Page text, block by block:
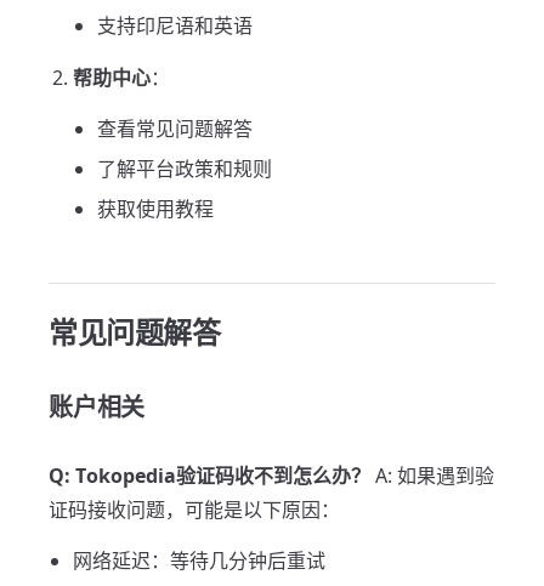
支持印尼语和英语
帮助中心：
查看常见问题解答
了解平台政策和规则
获取使用教程
常见问题解答
账户相关
Q: Tokopedia验证码收不到怎么办？ A: 如果遇到验
证码接收问题，可能是以下原因：
网络延迟：等待几分钟后重试